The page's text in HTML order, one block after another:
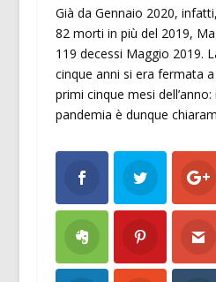
Già da Gennaio 2020,
82 morti in più del 2019,
119 decessi Maggio 2019.
cinque anni si era fermata
primi cinque mesi
pandemia è dunque